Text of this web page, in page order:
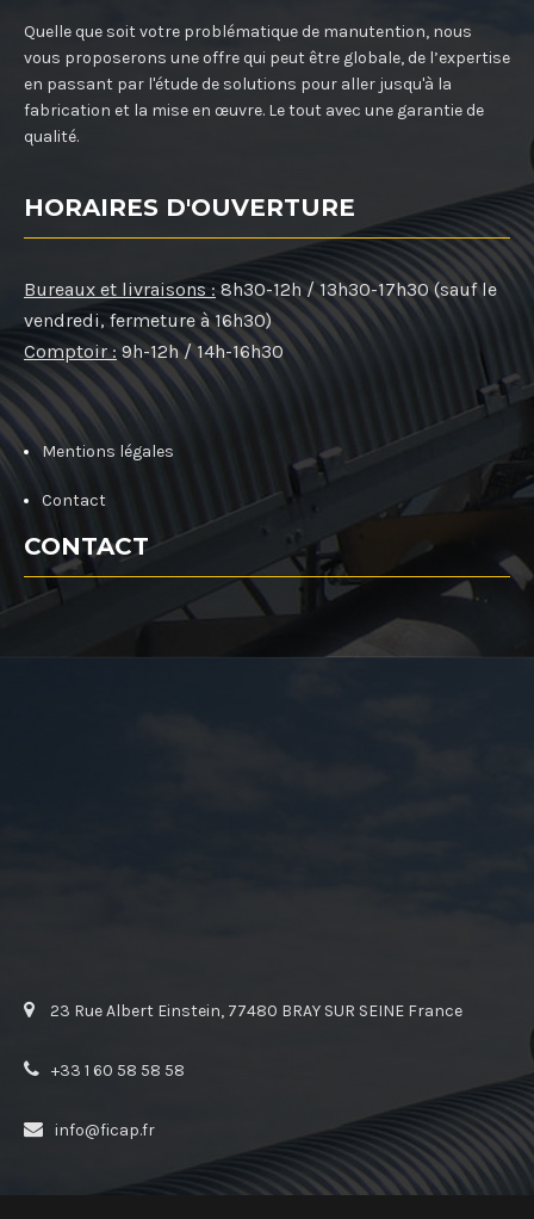
Quelle que soit votre problématique de manutention, nous
vous proposerons une offre qui peut être globale, de l’expertise
en passant par l'étude de solutions pour aller jusqu'à la
fabrication et la mise en œuvre. Le tout avec une garantie de
qualité.
HORAIRES D'OUVERTURE
Bureaux et livraisons : 8h30-12h / 13h30-17h30 (sauf le
vendredi, fermeture à 16h30)
Comptoir : 9h-12h / 14h-16h30
Mentions légales
Contact
CONTACT
23 Rue Albert Einstein, 77480 BRAY SUR SEINE France
+33 1 60 58 58 58
info@ficap.fr